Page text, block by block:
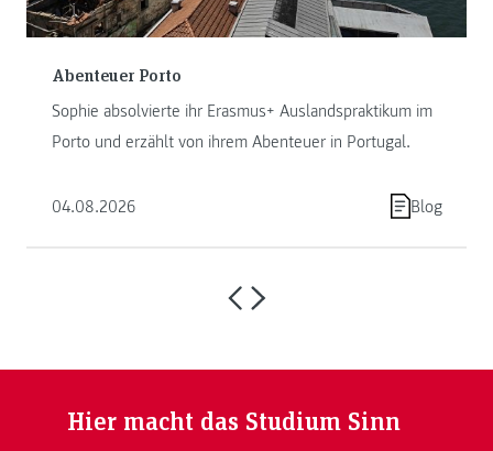
Abenteuer Porto
Sophie absolvierte ihr Erasmus+ Auslandspraktikum im
Porto und erzählt von ihrem Abenteuer in Portugal.
04.08.2026 Blog
Hier macht das Studium Sinn